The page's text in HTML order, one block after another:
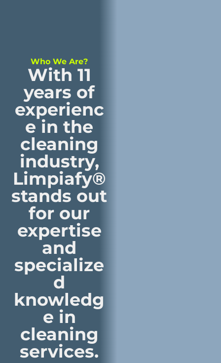
Who We Are?
With 11
years of
experienc
e in the
cleaning
industry,
Limpiafy®
stands out
for our
expertise
and
specialize
d
knowledg
e in
cleaning
services.